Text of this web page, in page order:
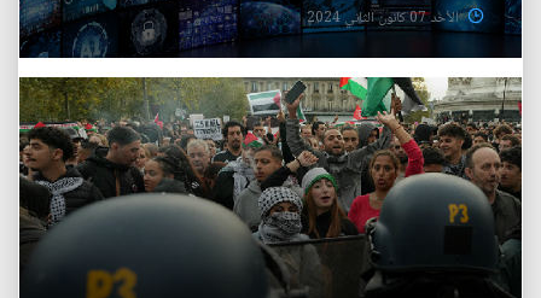
الأحد 07 كانون الثاني 2024